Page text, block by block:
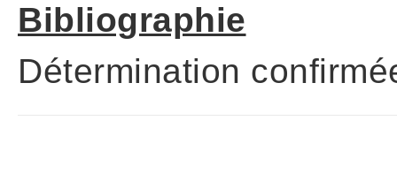
Bibliographie
Détermination